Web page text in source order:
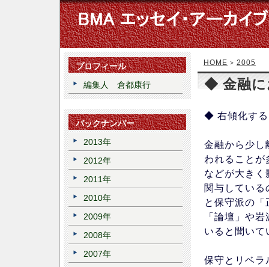
HOME > 2005
◆ 金融に
◆ 右傾化す
金融から少し
われること
などが大きく
関与している
と保守派の
「論壇」や
いると聞いて
保守とリベラ
プロフィール
編集人 倉都康行
バックナンバー
2013年
2012年
2011年
2010年
2009年
2008年
2007年